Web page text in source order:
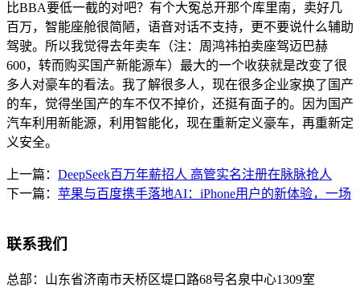
比BBA要低一截的对吧？有个大冤总开那个库里南，卖好几
百万，智能座舱很简陋，语音对话不支持，更不要说什么辅助
驾驶。所以我觉得去年卖车（注：周鸿祎拍卖座驾迈巴赫
600，转而购买国产新能源车）最大的一个收获就是改变了很
多人对豪车的看法。我了解很多人，现在很多企业家换了国产
的车，觉得坐国产的车不仅不掉价，还挺有面子的。因为国产
汽车利用新能源，利用智能化，现在重新定义豪车，再重新定
义安全。
上一篇： DeepSeek百万年薪招人 高管实名注册在脉脉抢人
下一篇： 苹果与百度携手落地AI：iPhone用户的新体验，一场
联系我们
总部： 山东省济南市天桥区堤口路68号名泉中心1309室